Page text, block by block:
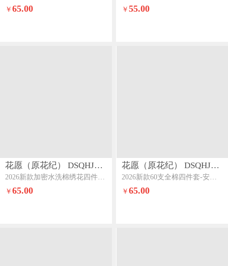
￥65.00
￥ 55.00
花愿（原花纪） DSQHJ911
2026新款加密水洗棉绣花四件套系列-夏纳系列二夏纳-珍珠灰+海豚灰
￥65.00
花愿（原花纪） DSQHJ910
2026新款60支全棉四件套-安娜安娜-奶油白+浅天蓝
￥ 65.00